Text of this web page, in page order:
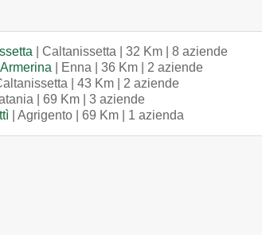
| Caltanissetta | 32 Km | 8 aziende
| Enna | 36 Km | 2 aziende
| 43 Km | 2 aziende
| 69 Km | 3 aziende
| Agrigento | 69 Km | 1 azienda